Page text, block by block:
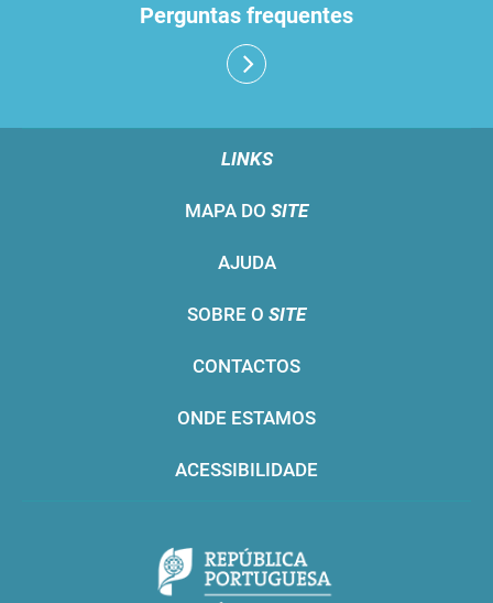
Perguntas frequentes
LINKS
MAPA DO SITE
AJUDA
SOBRE O SITE
CONTACTOS
ONDE ESTAMOS
ACESSIBILIDADE